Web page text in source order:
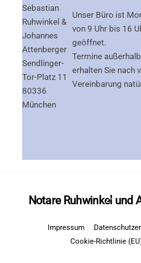
Sebastian
Ruhwinkel &
Johannes
Attenberger
Sendlinger-
Tor-Platz 11
80336
München
Unser Büro ist
von 9 Uhr bis 16
geöffnet.
Termine
erhalten Sie nach
Vereinbarung
Back
Top
Notare Ruhwinkel und
Impressum
Cookie-Richtlinie